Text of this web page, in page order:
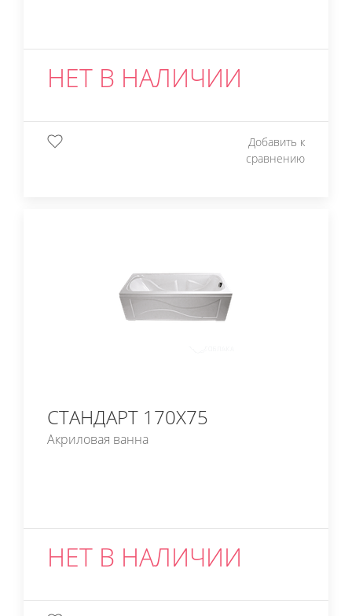
НЕТ В НАЛИЧИИ
Добавить к
сравнению
СТАНДАРТ 170Х75
Акриловая ванна
НЕТ В НАЛИЧИИ